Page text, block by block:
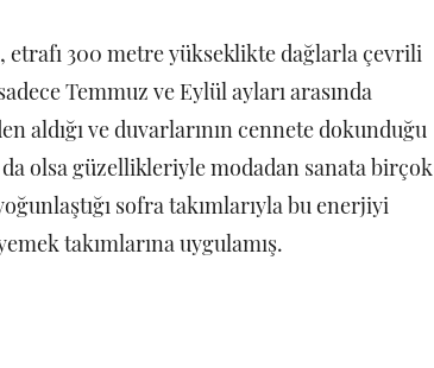
etrafı 300 metre yükseklikte dağlarla çevrili
Temmuz ve Eylül ayları arasında
aldığı ve duvarlarının cennete dokunduğu
olsa güzellikleriyle modadan sanata birçok
sofra takımlarıyla bu enerjiyi
takımlarına uygulamış.